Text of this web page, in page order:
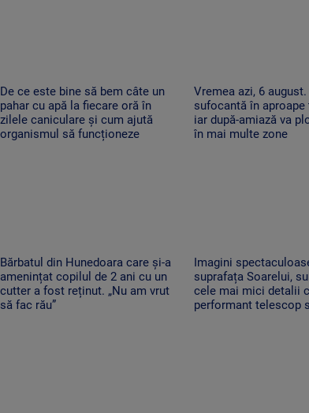
De ce este bine să bem câte un
pahar cu apă la fiecare oră în
zilele caniculare și cum ajută
organismul să funcționeze
Vremea azi, 6 august.
sufocantă în aproape
iar după-amiază va
în mai multe zone
Bărbatul din Hunedoara care și-a
amenințat copilul de 2 ani cu un
cutter a fost reținut. „Nu am vrut
să fac rău”
Imagini
suprafața Soarelui,
cele mai mici detalii
performant telescop